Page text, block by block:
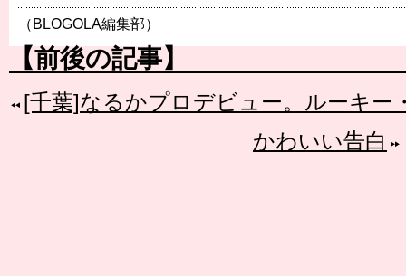
（BLOGOLA編集部）
【前後の記事】
[千葉]なるかプロデビュー。ルーキー
かわいい告白